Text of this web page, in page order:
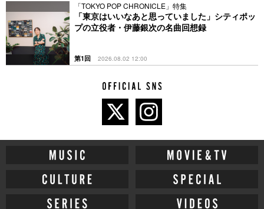
「TOKYO POP CHRONICLE」特集
「東京はいいなあと思っていました」シティポッ
プの立役者・伊藤銀次の名曲回想録
第1回 2026.08.02 12:00